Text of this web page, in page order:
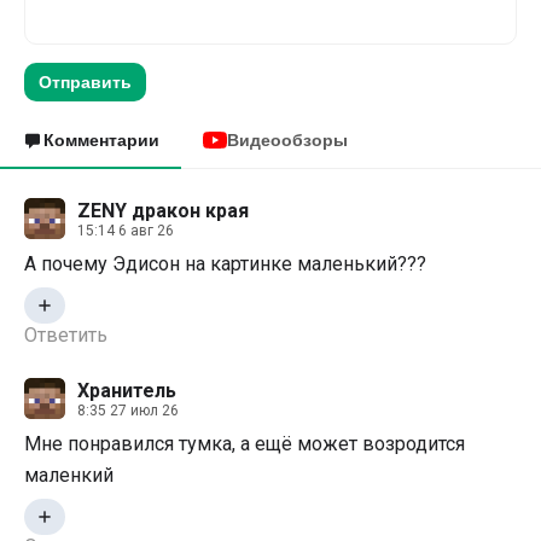
Отправить
Комментарии Видеообзоры
ZENY дракон края
15:14 6 авг 26
А почему Эдисон на картинке маленький???
Ответить
Хранитель
8:35 27 июл 26
Мне понравился тумка, а ещё может возродится
маленкий